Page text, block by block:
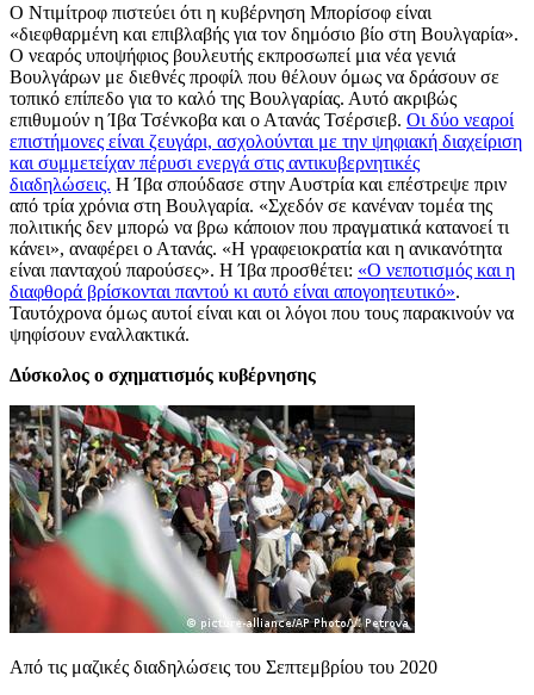
Ο Ντιμίτροφ πιστεύει ότι η κυβέρνηση Μπορίσοφ είναι
«διεφθαρμένη και επιβλαβής για τον δημόσιο βίο στη Βουλγαρία».
Ο νεαρός υποψήφιος βουλευτής εκπροσωπεί μια νέα γενιά
Βουλγάρων με διεθνές προφίλ που θέλουν όμως να δράσουν σε
τοπικό επίπεδο για το καλό της Βουλγαρίας. Αυτό ακριβώς
επιθυμούν η Ίβα Τσένκοβα και ο Ατανάς Τσέρσιεβ. Οι δύο νεαροί
επιστήμονες είναι ζευγάρι, ασχολούνται με την ψηφιακή διαχείριση
και συμμετείχαν πέρυσι ενεργά στις αντικυβερνητικές
διαδηλώσεις. Η Ίβα σπούδασε στην Αυστρία και επέστρεψε πριν
από τρία χρόνια στη Βουλγαρία. «Σχεδόν σε κανέναν τομέα της
πολιτικής δεν μπορώ να βρω κάποιον που πραγματικά κατανοεί τι
κάνει», αναφέρει ο Ατανάς. «Η γραφειοκρατία και η ανικανότητα
είναι πανταχού παρούσες». Η Ίβα προσθέτει: «Ο νεποτισμός και η
διαφθορά βρίσκονται παντού κι αυτό είναι απογοητευτικό».
Ταυτόχρονα όμως αυτοί είναι και οι λόγοι που τους παρακινούν να
ψηφίσουν εναλλακτικά.
Δύσκολος ο σχηματισμός κυβέρνησης
Από τις μαζικές διαδηλώσεις του Σεπτεμβρίου του 2020